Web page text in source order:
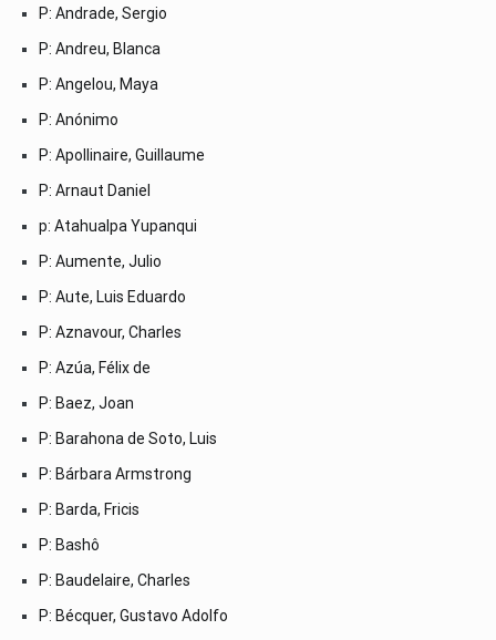
P: Andrade, Sergio
P: Andreu, Blanca
P: Angelou, Maya
P: Anónimo
P: Apollinaire, Guillaume
P: Arnaut Daniel
p: Atahualpa Yupanqui
P: Aumente, Julio
P: Aute, Luis Eduardo
P: Aznavour, Charles
P: Azúa, Félix de
P: Baez, Joan
P: Barahona de Soto, Luis
P: Bárbara Armstrong
P: Barda, Fricis
P: Bashô
P: Baudelaire, Charles
P: Bécquer, Gustavo Adolfo